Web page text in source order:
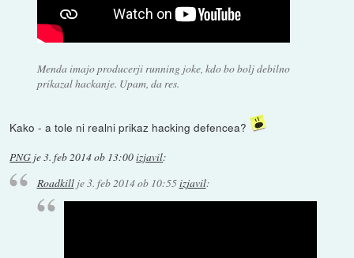
Menda imajo producerji running joke, kdo bo bolj debilno
prikazal hackanje. Upam, da res.
Kako - a tole ni realni prikaz hacking defencea?
PNG je3. feb 2014 ob 13:00izjavil:
Roadkillje3. feb 2014 ob 10:55izjavil: